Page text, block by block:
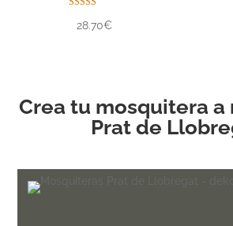
5.00
de 5
28.70€
Crea tu mosquitera a
Prat de